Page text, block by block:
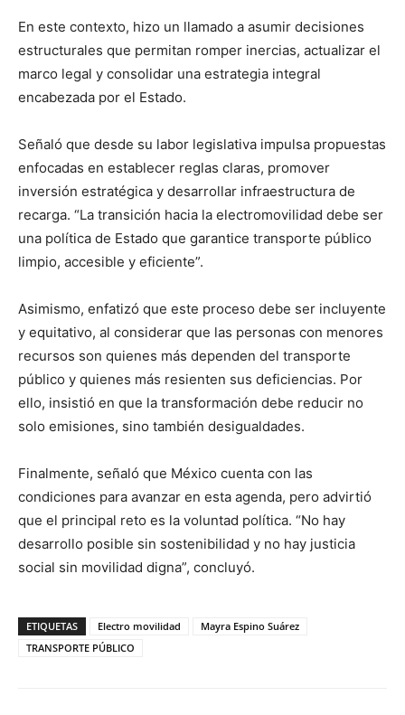
En este contexto, hizo un llamado a asumir decisiones
estructurales que permitan romper inercias, actualizar el
marco legal y consolidar una estrategia integral
encabezada por el Estado.
Señaló que desde su labor legislativa impulsa propuestas
enfocadas en establecer reglas claras, promover
inversión estratégica y desarrollar infraestructura de
recarga. “La transición hacia la electromovilidad debe ser
una política de Estado que garantice transporte público
limpio, accesible y eficiente”.
Asimismo, enfatizó que este proceso debe ser incluyente
y equitativo, al considerar que las personas con menores
recursos son quienes más dependen del transporte
público y quienes más resienten sus deficiencias. Por
ello, insistió en que la transformación debe reducir no
solo emisiones, sino también desigualdades.
Finalmente, señaló que México cuenta con las
condiciones para avanzar en esta agenda, pero advirtió
que el principal reto es la voluntad política. “No hay
desarrollo posible sin sostenibilidad y no hay justicia
social sin movilidad digna”, concluyó.
ETIQUETAS Electro movilidad
Mayra Espino Suárez
TRANSPORTE PÚBLICO